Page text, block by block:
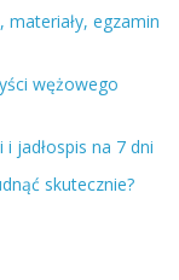
materiały, egzamin
wężowego
jadłospis na 7 dni
skutecznie?